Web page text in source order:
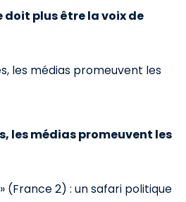
doit plus être la voix de
les médias promeuvent les